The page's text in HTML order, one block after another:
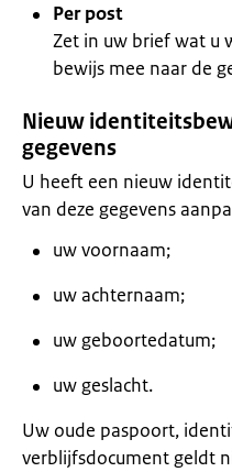
Per post
Zet in uw brief wat u
bewijs mee naar de
Nieuw
gegevens
U heeft een nieuw
van deze gegevens
uw voornaam;
uw achternaam;
uw geboortedatum;
uw geslacht.
Uw oude paspoort,
verblijfsdocument geldt